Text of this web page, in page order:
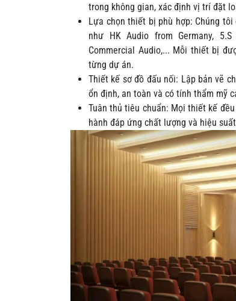
trong không gian, xác định vị trí đặt
Lựa chọn thiết bị phù hợp: Chúng
như HK Audio from Germany, 5.S
Commercial Audio,... Mỗi thiết bị
từng dự án.
Thiết kế sơ đồ đấu nối: Lập bản vẽ
ổn định, an toàn và có tính thẩm mỹ
Tuân thủ tiêu chuẩn: Mọi thiết kế
hành đáp ứng chất lượng và hiệu